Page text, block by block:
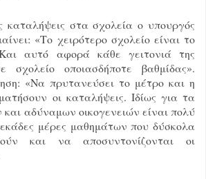
καταλήψεις στα σχολεία ο υπουργός
«Το χειρότερο σχολείο είναι το
αυτό αφορά κάθε γειτονιά της
οποιασδήποτε βαθμίδας».
«Να πρυτανεύσει το μέτρο και η
οι καταλήψεις. Ιδίως για τα
αδύναμων οικογενειών είναι πολύ
μέρες μαθημάτων που δύσκολα
και να αποσυντονίζονται οι